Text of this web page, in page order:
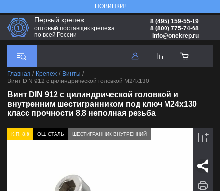
НОВИНКИ!
Первый крепеж
оптовый поставщик крепежа
по всей России
8 (495) 159-55-19
8 (800) 775-74-68
info@onekrep.ru
Главная / Крепеж / Винты /
Винт DIN 912 с цилиндрической головкой М24х130
Винт DIN 912 с цилиндрической головкой и
внутренним шестигранником под ключ М24х130
класс прочности 8.8 неполная резьба
К.П. 8.8 ОЦ. СТАЛЬ ШЕСТИГРАННИК ВНУТРЕННИЙ